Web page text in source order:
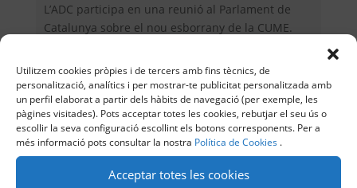
Utilitzem cookies pròpies i de tercers amb fins tècnics, de
personalització, analítics i per mostrar-te publicitat personalitzada amb
un perfil elaborat a partir dels hàbits de navegació (per exemple, les
pàgines visitades). Pots acceptar totes les cookies, rebutjar el seu ús o
escollir la seva configuració escollint els botons corresponents. Per a
més informació pots consultar la nostra Política de Cookies .
Acceptar totes les cookies
L’ADC participa en una reunió al Parlament de
Catalunya sobre el nou esborrany de la CUME.
Reforma de la prestació CUME: Guia per a les
famílies.
Contacte
Carrer Aragó 63, Entresol 2ª